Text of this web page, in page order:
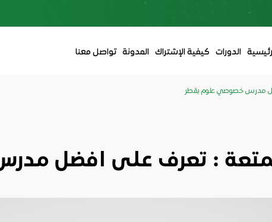
تواصل معنا المدونة كيفية الإشتراك الدورات
مدرس خصوصي علوم بقطر
: تعرف على افضل